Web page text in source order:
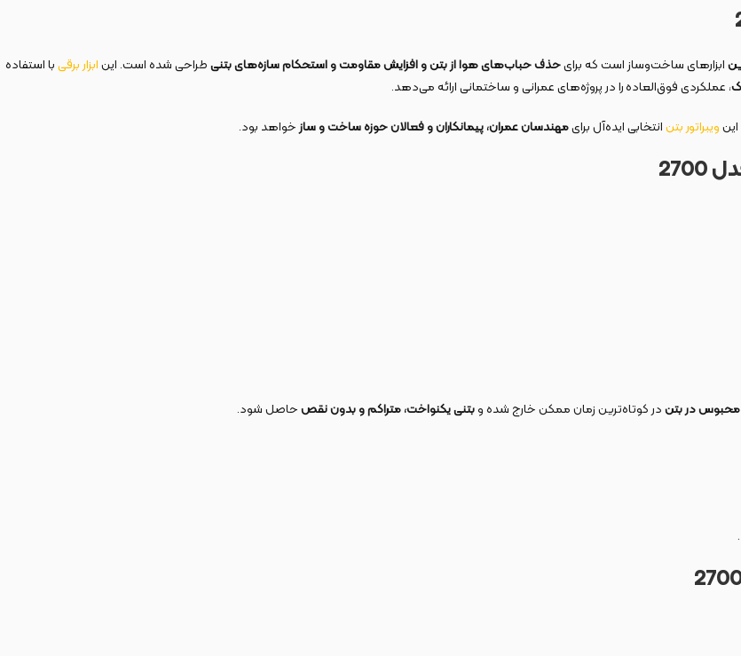
ابزارهای ساخت‌وساز است که برایحذف حباب‌های هوا از بتن و افزایش مقاومت و استحکام سازه‌های بتنیطراحی شده است. اینابزار برقیبا استفاده
، عملکردی فوق‌العاده را در پروژه‌های عمرانی و ساختمانی ارائه می‌دهد.
ویبراتور بتنانتخابی ایده‌آل برایمهندسان عمران، پیمانکاران و فعالان حوزه ساخت و سازخواهد بود.
در بتندر کوتاه‌ترین زمان ممکن خارج شده وبتنی یکنواخت، متراکم و بدون نقصحاصل شود.